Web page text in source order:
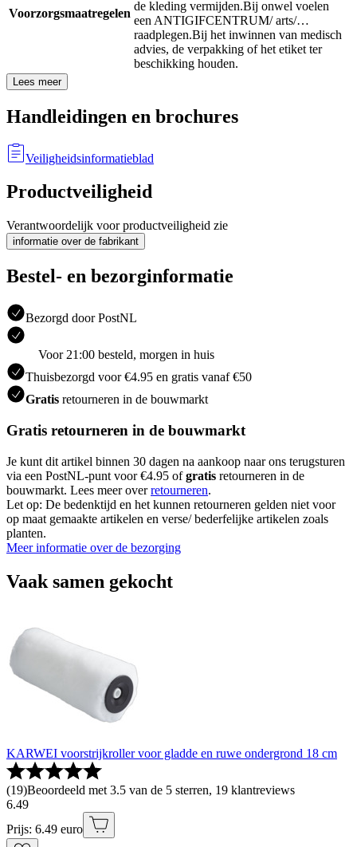
Voorzorgsmaatregelen
de kleding vermijden.Bij onwel voelen
een ANTIGIFCENTRUM/ arts/…
raadplegen.Bij het inwinnen van medisch
advies, de verpakking of het etiket ter
beschikking houden.
Lees meer
Handleidingen en brochures
Veiligheidsinformatieblad
Productveiligheid
Verantwoordelijk voor productveiligheid zie
informatie over de fabrikant
Bestel- en bezorginformatie
Bezorgd door PostNL
Voor 21:00 besteld, morgen in huis
Thuisbezorgd voor €4.95 en gratis vanaf €50
Gratis retourneren in de bouwmarkt
Gratis retourneren in de bouwmarkt
Je kunt dit artikel binnen 30 dagen na aankoop naar ons terugsturen
via een PostNL-punt voor €4.95 ofgratis retourneren in de
bouwmarkt. Lees meer overretourneren.
Let op: De bedenktijd en het kunnen retourneren gelden niet voor
op maat gemaakte artikelen en verse/ bederfelijke artikelen zoals
planten.
Meer informatie over de bezorging
Vaak samen gekocht
KARWEI voorstrijkroller voor gladde en ruwe ondergrond 18 cm
(19)Beoordeeld met 3.5 van de 5 sterren, 19 klantreviews
6.49
Prijs: 6.49 euro